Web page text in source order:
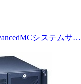
システムサ…